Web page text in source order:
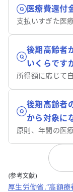
医療費還付
支払いすぎた医
後期高齢者
いくらです
所得額に応じて
後期高齢者
から対象に
(参考文献)
厚生労働省.“高額